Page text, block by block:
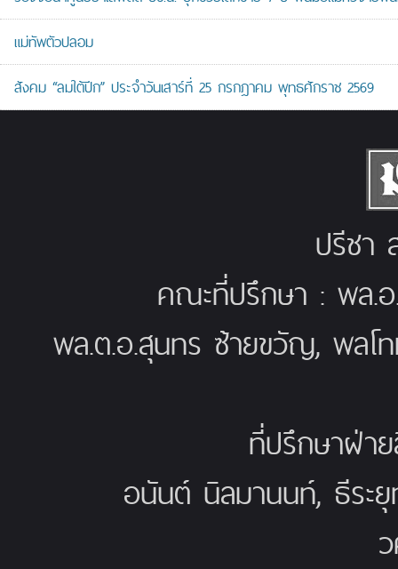
แม่ทัพตัวปลอม
สังคม “ลมใต้ปีก” ประจำวันเสาร์ที่ 25 กรกฎาคม พุทธศักราช 2569
ปรีชา
คณะที่ปรึกษา : พล.
พล.ต.อ.สุนทร ซ้ายขวัญ, พล
ที่ปรึกษาฝ่า
อนันต์ นิลมานนท์, ธีร